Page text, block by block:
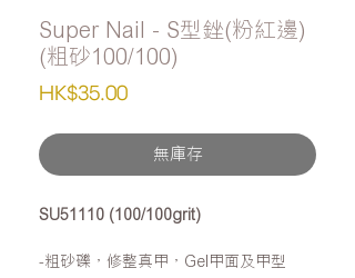
Super Nail - S型銼(粉紅邊)
(粗砂100/100)
HK$35.00價
無庫存
SU51110 (100/100grit)
-粗砂礫，修整真甲，Gel甲面及甲型